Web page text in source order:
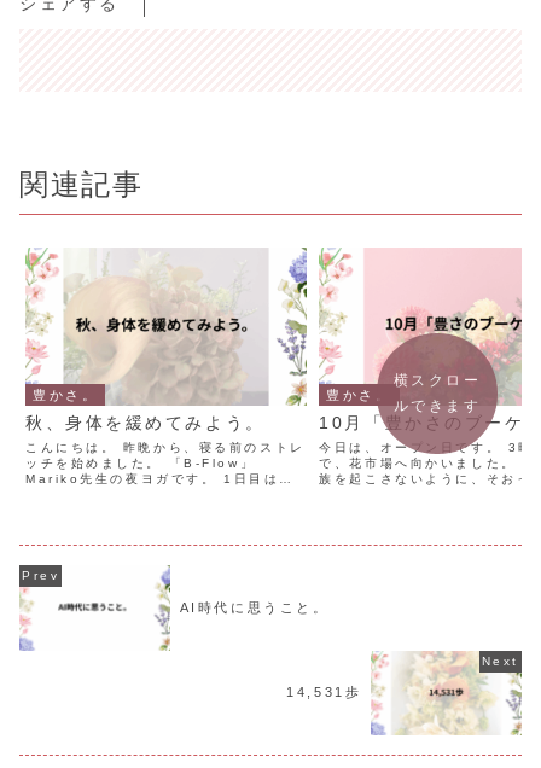
シェアする
関連記事
豊かさ。
秋、身体を緩めてみよう。
こんにちは。 昨晩から、寝る前のストレ
ッチを始めました。 「B-Flow」
Mariko先生の夜ヨガです。 1日目は、5
豊かさ。
10月「豊かさのブーケ
今日は、オープン日です。 3時
で、花市場へ向かいました。 寝
族を起こさないように、そおっ
横スクロー
ルできます
AI時代に思うこと。
14,531歩